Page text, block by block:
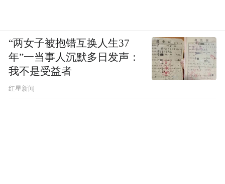
“两女子被抱错互换人生37
年”一当事人沉默多日发声：
我不是受益者
红星新闻